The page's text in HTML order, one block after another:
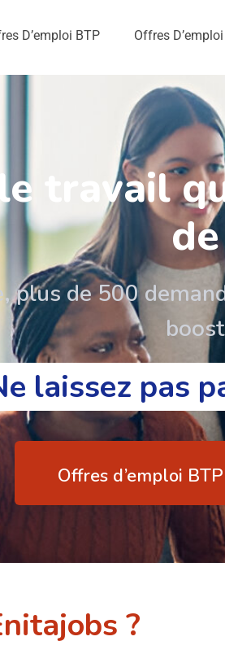
D’emploi BTP Offres
le travail
plus de 500
laissez pas
Offres d’emploi BTP
?